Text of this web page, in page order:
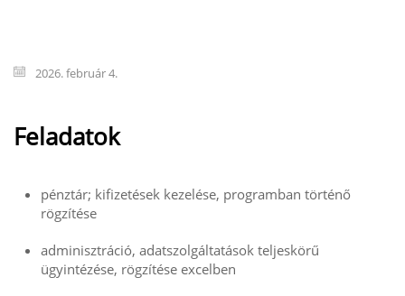
2026. február 4.
Feladatok
pénztár; kifizetések kezelése, programban történő
rögzítése
adminisztráció, adatszolgáltatások teljeskörű
ügyintézése, rögzítése excelben